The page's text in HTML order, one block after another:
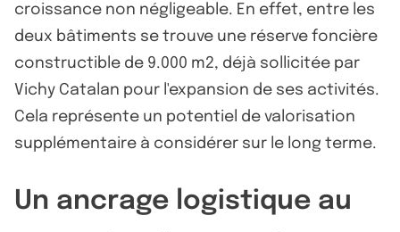
croissance non négligeable. En effet, entre les
deux bâtiments se trouve une réserve foncière
constructible de 9.000 m2, déjà sollicitée par
Vichy Catalan pour l'expansion de ses activités.
Cela représente un potentiel de valorisation
supplémentaire à considérer sur le long terme.
Un ancrage logistique au